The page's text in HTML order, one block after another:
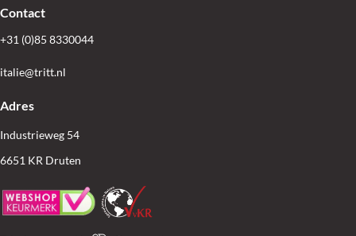
Contact
+31 (0)85 8330044
italie@tritt.nl
Adres
Industrieweg 54
6651 KR Druten